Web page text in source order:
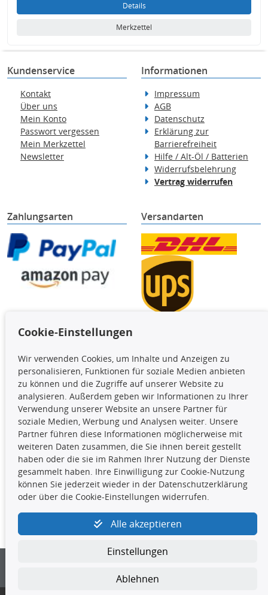
Details
Merkzettel
Kundenservice
Kontakt
Über uns
Mein Konto
Passwort vergessen
Mein Merkzettel
Newsletter
Informationen
Impressum
AGB
Datenschutz
Erklärung zur
Barrierefreiheit
Hilfe / Alt-Öl / Batterien
Widerrufsbelehrung
Vertrag widerrufen
Zahlungsarten Versandarten
Die hier angezeigten Daten,
insbesondere die gesamte Datenbank,
dürfen nicht kopiert werden. Es ist zu
unterlassen, die Daten oder die gesamte Datenbank ohne
vorherige Zustimmung TecDocs zu vervielfältigen, zu
verbreiten und/oder diese Handlungen durch Dritte ausführen
zu lassen. Ein Zuwiderhandeln stellt eine
Urheberrechtsverletzung dar und wird verfolgt.
Kontakt
4yourcar GmbH | Avidesweg 1 | 27386 Hemsbünde |
kundenservice@4yourcar.de
Cookie-Einstellungen
Wir verwenden Cookies, um Inhalte und Anzeigen zu
personalisieren, Funktionen für soziale Medien anbieten
zu können und die Zugriffe auf unserer Website zu
analysieren. Außerdem geben wir Informationen zu Ihrer
Verwendung unserer Website an unsere Partner für
soziale Medien, Werbung und Analysen weiter. Unsere
Partner führen diese Informationen möglicherweise mit
weiteren Daten zusammen, die Sie ihnen bereit gestellt
haben oder die sie im Rahmen Ihrer Nutzung der Dienste
gesammelt haben. Ihre Einwilligung zur Cookie-Nutzung
können Sie jederzeit wieder in der Datenschutzerklärung
oder über die Cookie-Einstellungen widerrufen.
Alle akzeptieren
Einstellungen
Ablehnen